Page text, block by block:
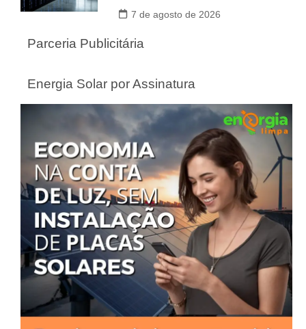
7 de agosto de 2026
Parceria Publicitária
Energia Solar por Assinatura